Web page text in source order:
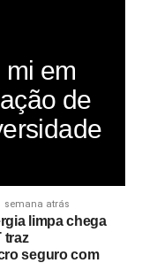
em
de
semana atrás
limpa chega
traz
seguro com